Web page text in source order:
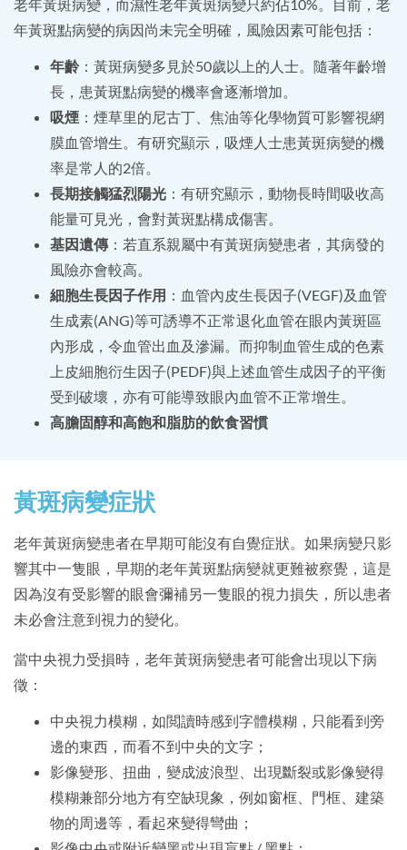
老年黃斑病變，而濕性老年黃斑病變只約佔10%。目前，老
年黃斑點病變的病因尚未完全明確，風險因素可能包括：
年齡：黃斑病變多見於50歲以上的人士。隨著年齡增
長，患黃斑點病變的機率會逐漸增加。
吸煙 ：煙草里的尼古丁、焦油等化學物質可影響視網
膜血管增生。有研究顯示，吸煙人士患黃斑病變的機
率是常人的2倍。
長期接觸猛烈陽光 ：有研究顯示，動物長時間吸收高
能量可見光，會對黃斑點構成傷害。
基因遺傳：若直系親屬中有黃斑病變患者，其病發的
風險亦會較高。
細胞生長因子作用 ：血管內皮生長因子(VEGF)及血管
生成素(ANG)等可誘導不正常退化血管在眼内黃斑區
內形成，令血管出血及滲漏。而抑制血管生成的色素
上皮細胞衍生因子(PEDF)與上述血管生成因子的平衡
受到破壞，亦有可能導致眼內血管不正常增生。
高膽固醇和高飽和脂肪的飲食習慣
黃斑病變症狀
老年黃斑病變患者在早期可能沒有自覺症狀。如果病變只影
響其中一隻眼，早期的老年黃斑點病變就更難被察覺，這是
因為沒有受影響的眼會彌補另一隻眼的視力損失，所以患者
未必會注意到視力的變化。
當中央視力受損時，老年黃斑病變患者可能會出現以下病
徵：
中央視力模糊，如閲讀時感到字體模糊，只能看到旁
邊的東西，而看不到中央的文字；
影像變形、扭曲，變成波浪型、出現斷裂或影像變得
模糊兼部分地方有空缺現象，例如窗框、門框、建築
物的周邊等，看起來變得彎曲；